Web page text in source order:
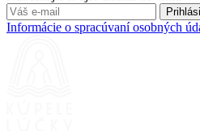
Informácie o spracúvaní osobných